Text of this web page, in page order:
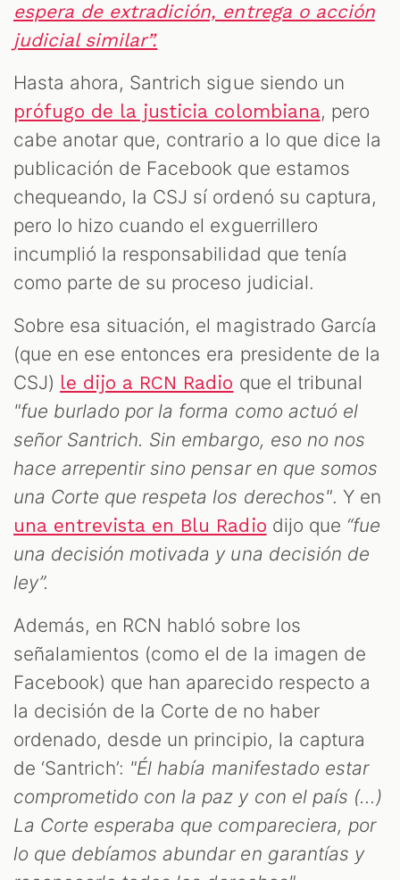
espera de extradición, entrega o acción
judicial similar”.
Hasta ahora, Santrich sigue siendo un
prófugo de la justicia colombiana, pero
cabe anotar que, contrario a lo que dice la
publicación de Facebook que estamos
chequeando, la CSJ sí ordenó su captura,
pero lo hizo cuando el exguerrillero
incumplió la responsabilidad que tenía
como parte de su proceso judicial.
Sobre esa situación, el magistrado García
(que en ese entonces era presidente de la
CSJ) le dijo a RCN Radio que el tribunal
"fue burlado por la forma como actuó el
señor Santrich. Sin embargo, eso no nos
hace arrepentir sino pensar en que somos
una Corte que respeta los derechos". Y en
una entrevista en Blu Radio dijo que “fue
una decisión motivada y una decisión de
ley”.
Además, en RCN habló sobre los
señalamientos (como el de la imagen de
Facebook) que han aparecido respecto a
la decisión de la Corte de no haber
ordenado, desde un principio, la captura
de ‘Santrich’: "Él había manifestado estar
comprometido con la paz y con el país (...)
La Corte esperaba que compareciera, por
lo que debíamos abundar en garantías y